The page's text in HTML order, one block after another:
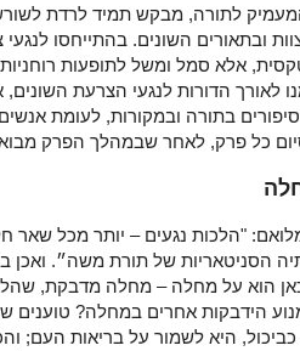
לתורה, מבקש תמיד לרדת לשורש
ובתאורים השונים. בהתייחסו
אלא סמל ומשל לתופעות
לאורך הדורות לנגעי הצרעת
בתורה ובמקורות, לעומת
כל פרק, לאחר שבמהלך הפרק
"הלכות נגעים – יותר מכל שאר
הסניטאריות של תורת משה״.
כאן הוא על מחלה – מחלה מדבקת,
הידבקות אחרים במחלה? טוענים
היא לשמור על בריאות העם;